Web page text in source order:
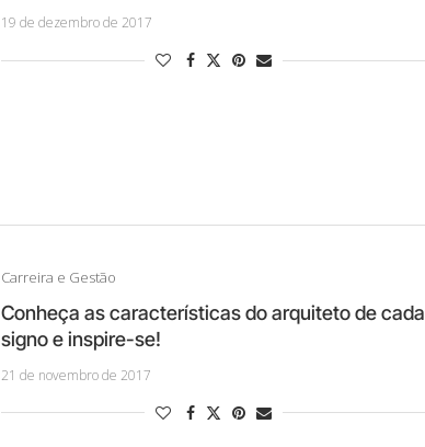
19 de dezembro de 2017
Carreira e Gestão
Conheça as características do arquiteto de cada
signo e inspire-se!
21 de novembro de 2017